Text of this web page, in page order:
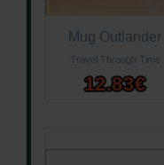
Mug Outlander
Travel Through Time
12.83€